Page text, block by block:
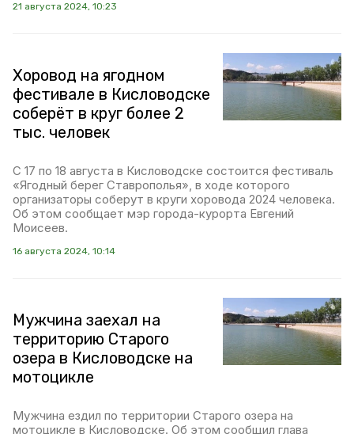
21 августа 2024, 10:23
Хоровод на ягодном
фестивале в Кисловодске
соберёт в круг более 2
тыс. человек
С 17 по 18 августа в Кисловодске состоится фестиваль
«Ягодный берег Ставрополья», в ходе которого
организаторы соберут в круги хоровода 2024 человека.
Об этом сообщает мэр города-курорта Евгений
Моисеев.
16 августа 2024, 10:14
Мужчина заехал на
территорию Старого
озера в Кисловодске на
мотоцикле
Мужчина ездил по территории Старого озера на
мотоцикле в Кисловодске. Об этом сообщил глава